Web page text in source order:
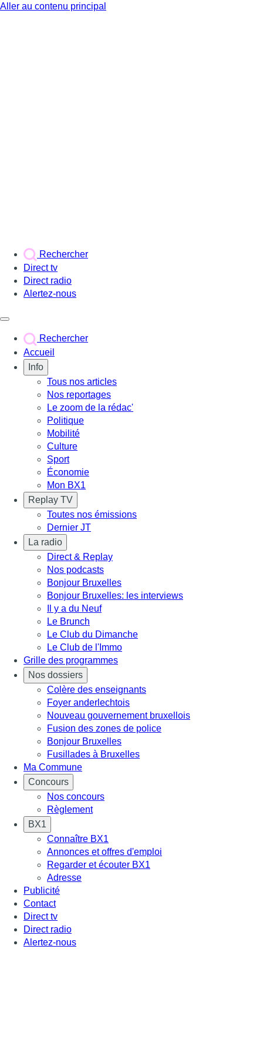
Aller au contenu principal
Rechercher
Direct tv
Direct radio
Alertez-nous
Rechercher
Accueil
Info
Tous nos articles
Nos reportages
Le zoom de la rédac'
Politique
Mobilité
Culture
Sport
Économie
Mon BX1
Replay TV
Toutes nos émissions
Dernier JT
La radio
Direct & Replay
Nos podcasts
Bonjour Bruxelles
Bonjour Bruxelles: les interviews
Il y a du Neuf
Le Brunch
Le Club du Dimanche
Le Club de l'Immo
Grille des programmes
Nos dossiers
Colère des enseignants
Foyer anderlechtois
Nouveau gouvernement bruxellois
Fusion des zones de police
Bonjour Bruxelles
Fusillades à Bruxelles
Ma Commune
Concours
Nos concours
Règlement
BX1
Connaître BX1
Annonces et offres d'emploi
Regarder et écouter BX1
Adresse
Publicité
Contact
Direct tv
Direct radio
Alertez-nous